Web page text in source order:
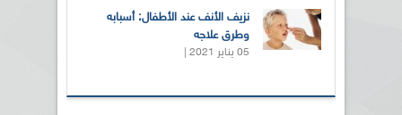
نزيف الأنف عند الأطفال: أسبابه
وطرق علاجه
05 يناير 2021 |